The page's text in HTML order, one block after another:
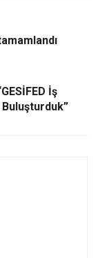
İş
Buluşturduk”